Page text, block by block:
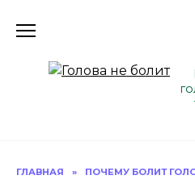
ГЛАВНАЯ » ПОЧЕМУ БОЛИТ